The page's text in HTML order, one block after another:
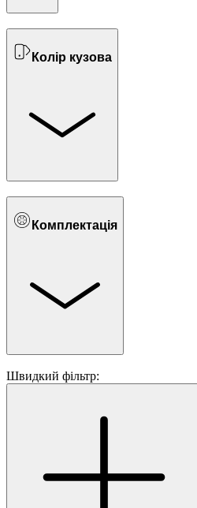
Колір кузова
Комплектація
Швидкий фільтр: